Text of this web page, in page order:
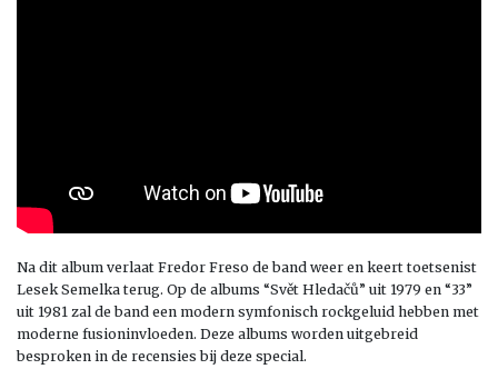
Na dit album verlaat Fredor Freso de band weer en keert toetsenist
Lesek Semelka terug. Op de albums “Svět Hledačů” uit 1979 en “33”
uit 1981 zal de band een modern symfonisch rockgeluid hebben met
moderne fusioninvloeden. Deze albums worden uitgebreid
besproken in de recensies bij deze special.